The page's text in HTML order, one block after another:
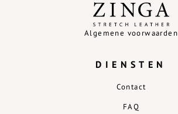
Algemene voorwaarden
DIENSTEN
Contact
FAQ